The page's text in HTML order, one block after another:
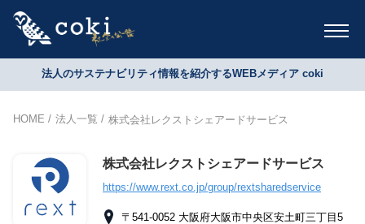
法人のサステナビリティ情報を紹介するWEBメディア coki
HOME 法人一覧 株式会社レクストシェアードサービス
株式会社レクストシェアードサービス
https://www.rext.co.jp/group/rextsharedservice
〒541-0052 大阪府大阪市中央区安土町三丁目5